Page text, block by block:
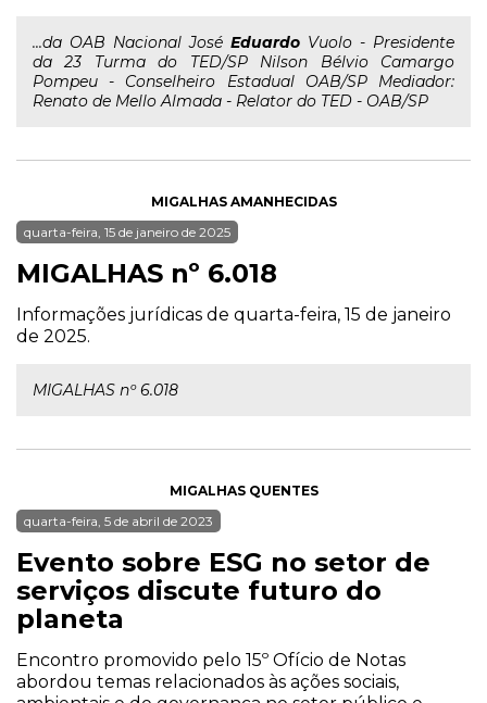
...da OAB Nacional José Eduardo Vuolo - Presidente
da 23 Turma do TED/SP Nilson Bélvio Camargo
Pompeu - Conselheiro Estadual OAB/SP Mediador:
Renato de Mello Almada - Relator do TED - OAB/SP
MIGALHAS AMANHECIDAS
quarta-feira, 15 de janeiro de 2025
MIGALHAS nº 6.018
Informações jurídicas de quarta-feira, 15 de janeiro
de 2025.
MIGALHAS nº 6.018
MIGALHAS QUENTES
quarta-feira, 5 de abril de 2023
Evento sobre ESG no setor de
serviços discute futuro do
planeta
Encontro promovido pelo 15º Ofício de Notas
abordou temas relacionados às ações sociais,